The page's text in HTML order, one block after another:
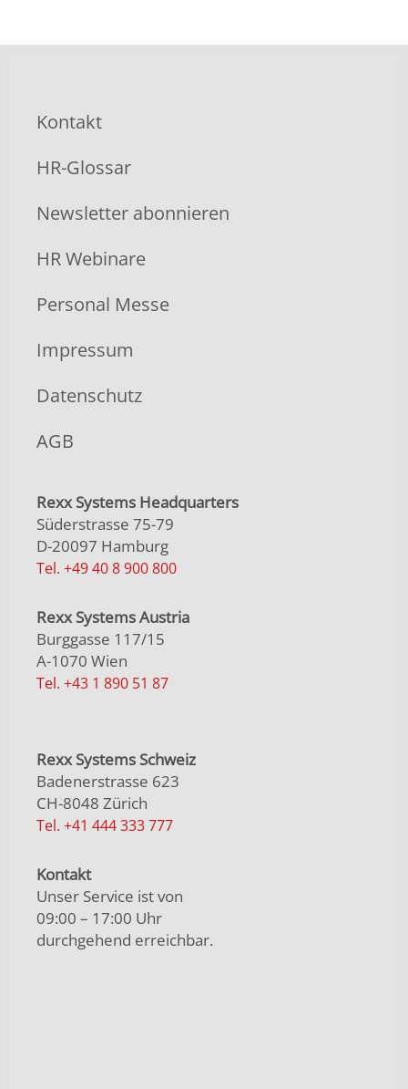
Kontakt
HR-Glossar
Newsletter abonnieren
HR Webinare
Personal Messe
Impressum
Datenschutz
AGB
Rexx Systems Headquarters
Süderstrasse 75-79
D-20097 Hamburg
Tel. +49 40 8 900 800
Rexx Systems Austria
Burggasse 117/15
A-1070 Wien
Tel. +43 1 890 51 87
Rexx Systems Schweiz
Badenerstrasse 623
CH-8048 Zürich
Tel. +41 444 333 777
Kontakt
Unser Service ist von
09:00 – 17:00 Uhr
durchgehend erreichbar.